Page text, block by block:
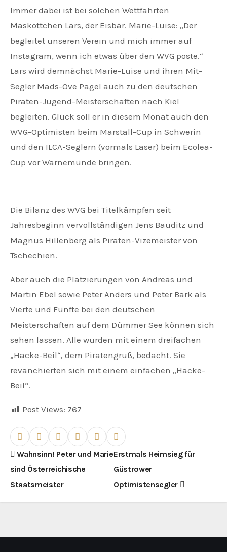
Immer dabei ist bei solchen Wettfahrten
Maskottchen Lars, der Eisbär. Marie-Luise: „Der
begleitet unseren Verein und mich immer auf
Instagram, wenn ich etwas über den WVG poste.“
Lars wird demnächst Marie-Luise und ihren Mit-
Segler Mads-Ove Pagel auch zu den deutschen
Piraten-Jugend-Meisterschaften nach Kiel
begleiten. Glück soll er in diesem Monat auch den
WVG-Optimisten beim Marstall-Cup in Schwerin
und den ILCA-Seglern (vormals Laser) beim Ecolea-
Cup vor Warnemünde bringen.
Die Bilanz des WVG bei Titelkämpfen seit
Jahresbeginn vervollständigen Jens Bauditz und
Magnus Hillenberg als Piraten-Vizemeister von
Tschechien.
Aber auch die Platzierungen von Andreas und
Martin Ebel sowie Peter Anders und Peter Bark als
Vierte und Fünfte bei den deutschen
Meisterschaften auf dem Dümmer See können sich
sehen lassen. Alle wurden mit einem dreifachen
„Hacke-Beil“, dem Piratengruß, bedacht. Sie
revanchierten sich mit einem einfachen „Hacke-
Beil“.
Post Views: 767
B
e
i
r
Wahnsinn! Peter und Marie
sind Österreichische
Staatsmeister
Erstmals Heimsieg für
Güstrower
Optimistensegler